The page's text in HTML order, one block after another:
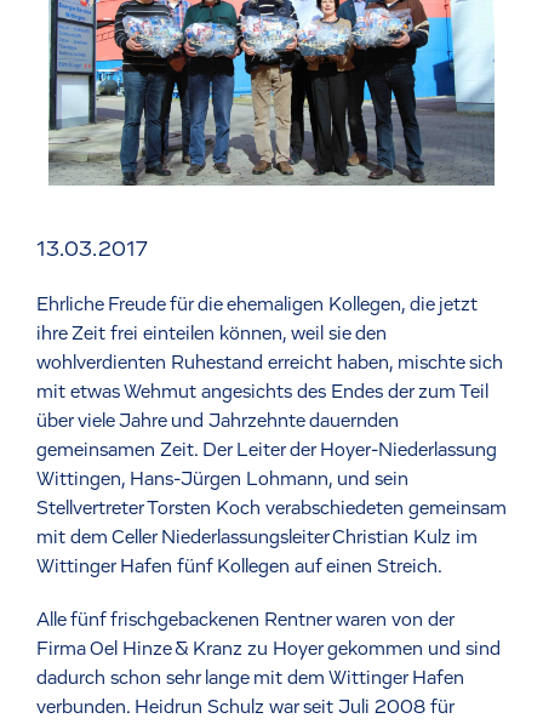
13.03.2017
Ehrliche Freude für die ehemaligen Kollegen, die jetzt
ihre Zeit frei einteilen können, weil sie den
wohlverdienten Ruhestand erreicht haben, mischte sich
mit etwas Wehmut angesichts des Endes der zum Teil
über viele Jahre und Jahrzehnte dauernden
gemeinsamen Zeit. Der Leiter der Hoyer-Niederlassung
Wittingen, Hans-Jürgen Lohmann, und sein
Stellvertreter Torsten Koch verabschiedeten gemeinsam
mit dem Celler Niederlassungsleiter Christian Kulz im
Wittinger Hafen fünf Kollegen auf einen Streich.
Alle fünf frischgebackenen Rentner waren von der
Firma Oel Hinze & Kranz zu Hoyer gekommen und sind
dadurch schon sehr lange mit dem Wittinger Hafen
verbunden. Heidrun Schulz war seit Juli 2008 für